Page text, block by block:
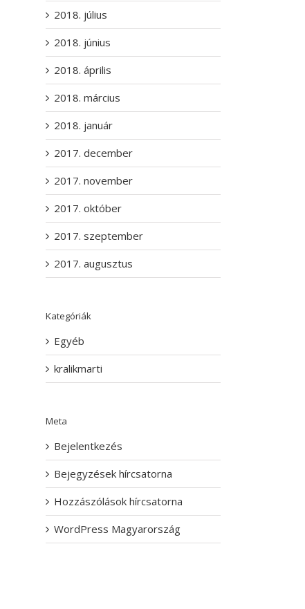
2018. július
2018. június
2018. április
2018. március
2018. január
2017. december
2017. november
2017. október
2017. szeptember
2017. augusztus
Kategóriák
Egyéb
kralikmarti
Meta
Bejelentkezés
Bejegyzések hírcsatorna
Hozzászólások hírcsatorna
WordPress Magyarország